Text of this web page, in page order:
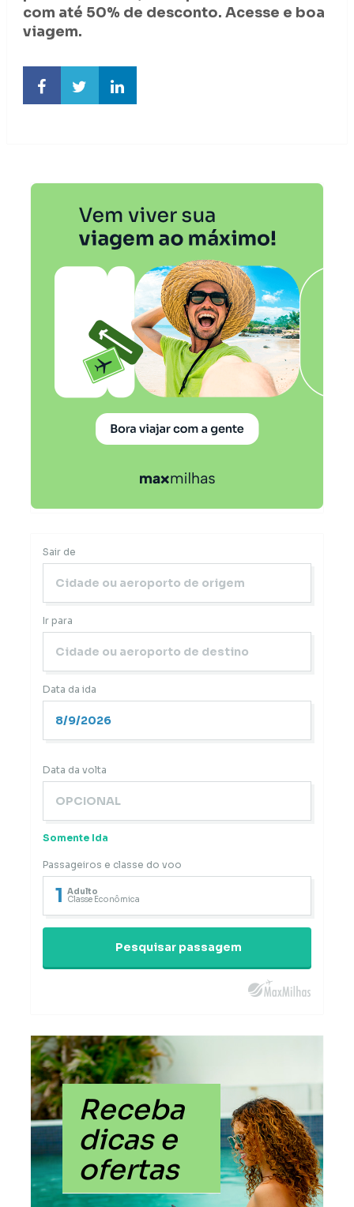
com até 50% de desconto. Acesse e boa
viagem.
Sair de
Ir para
Data da ida
Data da volta
Somente Ida
Passageiros e classe do voo
1 Adulto
Classe Econômica
Pesquisar passagem
Receba
dicas e
ofertas